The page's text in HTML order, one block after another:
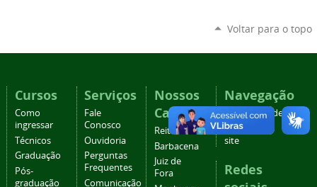
Voltar para o topo
Cursos
Como
ingressar
Técnicos
Graduação
Pós-
graduação
Serviços
Fale
Conosco
Ouvidoria
Perguntas
Frequentes
Comunicação
Nossos
Campi
Reitoria
Barbacena
Juiz de
Fora
Navegação
Acessibilidade
Mapa do
site
Redes